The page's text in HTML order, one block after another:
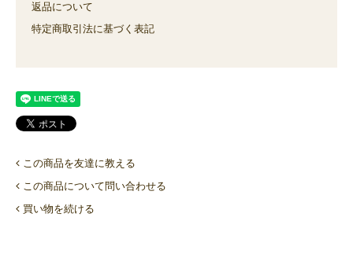
返品について
特定商取引法に基づく表記
この商品を友達に教える
この商品について問い合わせる
買い物を続ける